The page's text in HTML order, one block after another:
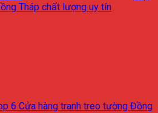
Tháp chất lượng uy tín
6 Cửa hàng tranh treo tường Đồng